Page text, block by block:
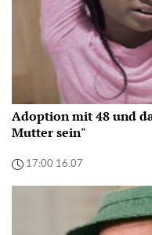
Adoption mit 48 und
Mutter sein"
17:00 16.07